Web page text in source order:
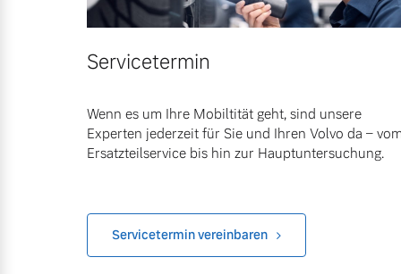
Servicetermin
Wenn es um Ihre Mobiltität geht, sind unsere
Experten jederzeit für Sie und Ihren Volvo da – vom
Ersatzteilservice bis hin zur Hauptuntersuchung.
Servicetermin vereinbaren